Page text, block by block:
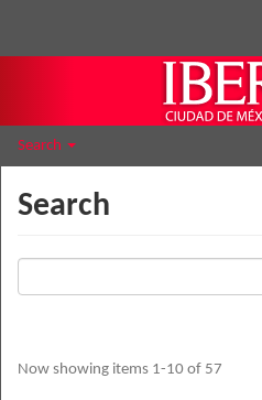
Search
Search
Now showing items 1-10 of 57